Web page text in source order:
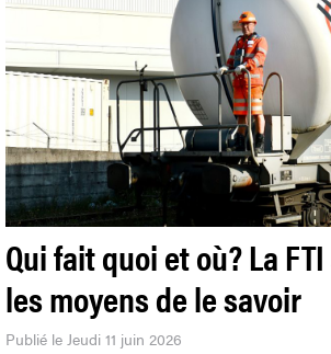
Qui fait quoi et où? La
les moyens de le savoir
Publié le Jeudi 11 juin 2026